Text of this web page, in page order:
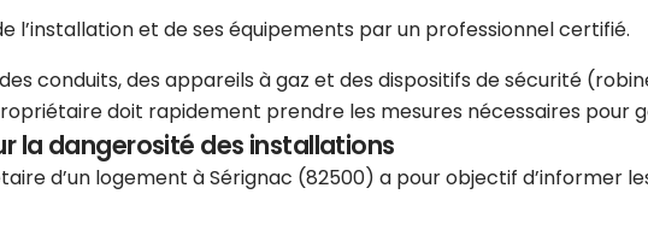
l’installation et de ses équipements par un professionnel certifié.
conduits, des appareils à gaz et des dispositifs de sécurité
doit rapidement prendre les mesures nécessaires pour
la dangerosité des installations
d’un logement à Sérignac (82500) a pour objectif d’informer